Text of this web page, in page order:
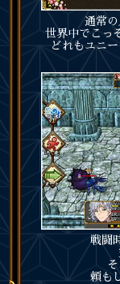
通常の
世界中でこっ
どれもユニ
戦闘
頼も